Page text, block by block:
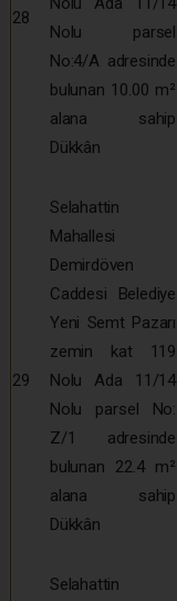
28
Nolu parsel
No:4/A adresinde
bulunan 10.00 m²
alana sahip
Dükkân
29
Selahattin
Mahallesi
Demirdöven
Caddesi Belediye
Yeni Semt Pazarı
zemin kat 119
Nolu Ada 11/14
Nolu parsel No:
Z/1 adresinde
bulunan 22.4 m²
alana sahip
Dükkân
Selahattin